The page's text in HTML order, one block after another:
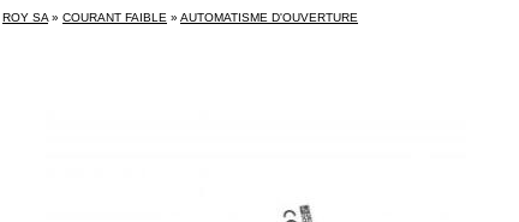
ROY SA » COURANT FAIBLE » AUTOMATISME D'OUVERTURE